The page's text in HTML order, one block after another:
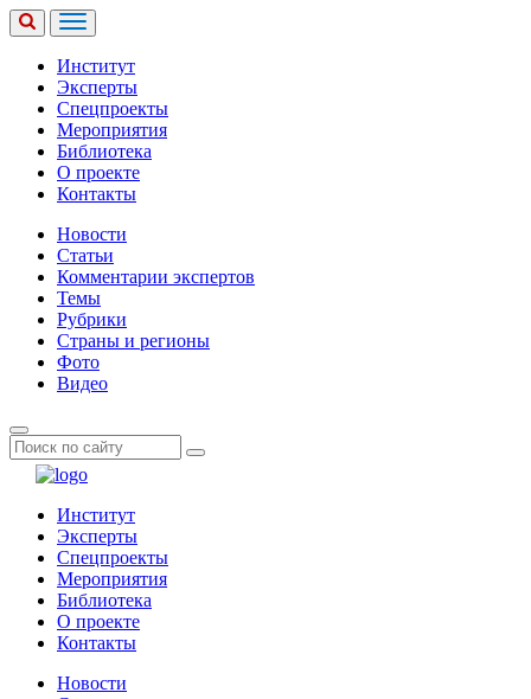
Институт
Эксперты
Спецпроекты
Мероприятия
Библиотека
О проекте
Контакты
Новости
Статьи
Комментарии экспертов
Темы
Рубрики
Страны и регионы
Фото
Видео
Институт
Эксперты
Спецпроекты
Мероприятия
Библиотека
О проекте
Контакты
Новости